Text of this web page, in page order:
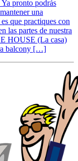
pronto podrás
una
que practiques con
las partes de nuestra
HOUSE (La casa)
balcony […]